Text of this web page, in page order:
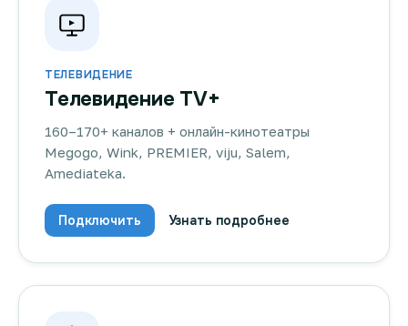
ТЕЛЕВИДЕНИЕ
Телевидение TV+
160–170+ каналов + онлайн-кинотеатры
Megogo, Wink, PREMIER, viju, Salem,
Amediateka.
Подключить Узнать подробнее